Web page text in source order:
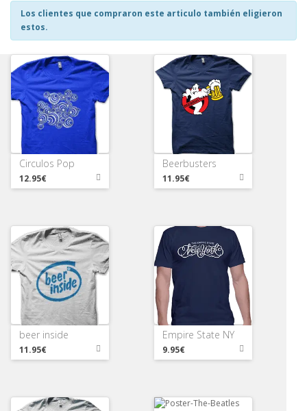
Los clientes que compraron este articulo también eligieron
estos.
Circulos Pop
12.95€
Beerbusters
11.95€
beer inside
11.95€
Empire State NY
9.95€